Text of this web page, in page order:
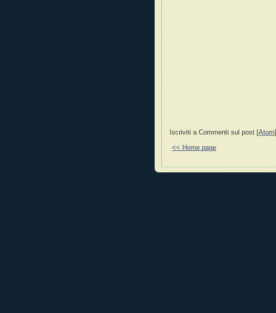
Iscriviti a Commenti sul post [Atom]
<< Home page